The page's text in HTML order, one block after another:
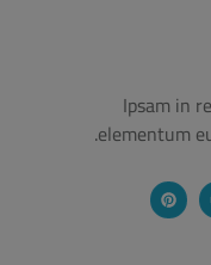
Ipsam in
elementum